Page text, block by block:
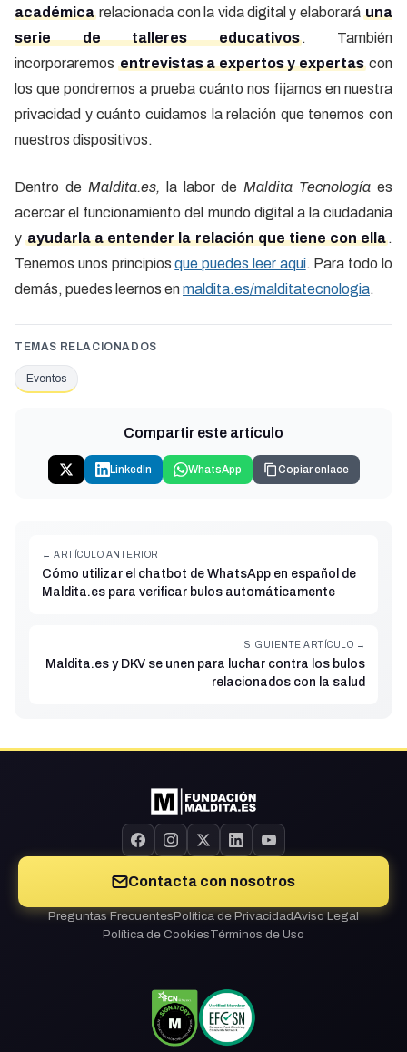
académica relacionada con la vida digital y elaborará una
serie de talleres educativos. También
incorporaremos entrevistas a expertos y expertascon
los que pondremos a prueba cuánto nos fijamos en nuestra
privacidad y cuánto cuidamos la relación que tenemos con
nuestros dispositivos.
Dentro de Maldita.es, la labor de Maldita Tecnología es
acercar el funcionamiento del mundo digital a la ciudadanía
yayudarla a entender la relación que tiene con ella .
Tenemos unos principiosque puedes leer aquí. Para todo lo
demás, puedes leernos enmaldita.es/malditatecnologia.
TEMAS RELACIONADOS
Eventos
Compartir este artículo
LinkedIn WhatsApp Copiar enlace
← ARTÍCULO ANTERIOR
Cómo utilizar el chatbot de WhatsApp en español de
Maldita.es para verificar bulos automáticamente
SIGUIENTE ARTÍCULO →
Maldita.es y DKV se unen para luchar contra los bulos
relacionados con la salud
Contacta con nosotros
Preguntas FrecuentesPolítica de PrivacidadAviso Legal
Política de CookiesTérminos de Uso